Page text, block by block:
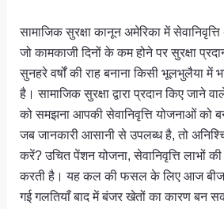
सामाजिक सुरक्षा कानून अमेरिका में
जो कामकाजी दिनों के कम होने पर सुरक्षा
सुनहरे वर्षों की राह बनाना किसी भूलभुलैया
है। सामाजिक सुरक्षा द्वारा प्रदान किए जाने
को समझना आपकी सेवानिवृत्ति योजनाओं को
जब जानकारी आसानी से उपलब्ध है, तो
करें? उचित पेंशन योजना, सेवानिवृत्ति लाभों की
करती है। यह कल की फसल के लिए आज
गई गलतियाँ बाद में बंजर खेतों का कारण बन